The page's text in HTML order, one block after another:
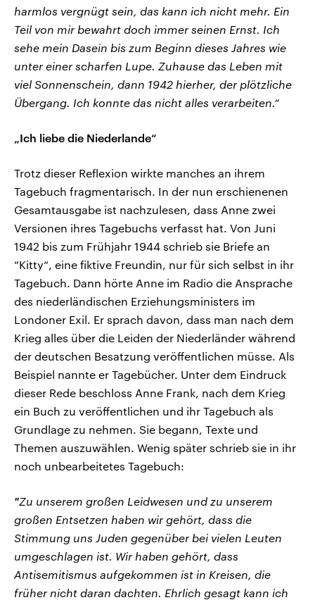
harmlos vergnügt sein, das kann ich nicht mehr. Ein
Teil von mir bewahrt doch immer seinen Ernst. Ich
sehe mein Dasein bis zum Beginn dieses Jahres wie
unter einer scharfen Lupe. Zuhause das Leben mit
viel Sonnenschein, dann 1942 hierher, der plötzliche
Übergang. Ich konnte das nicht alles verarbeiten.“
„Ich liebe die Niederlande“
Trotz dieser Reflexion wirkte manches an ihrem
Tagebuch fragmentarisch. In der nun erschienenen
Gesamtausgabe ist nachzulesen, dass Anne zwei
Versionen ihres Tagebuchs verfasst hat. Von Juni
1942 bis zum Frühjahr 1944 schrieb sie Briefe an
“Kitty“, eine fiktive Freundin, nur für sich selbst in ihr
Tagebuch. Dann hörte Anne im Radio die Ansprache
des niederländischen Erziehungsministers im
Londoner Exil. Er sprach davon, dass man nach dem
Krieg alles über die Leiden der Niederländer während
der deutschen Besatzung veröffentlichen müsse. Als
Beispiel nannte er Tagebücher. Unter dem Eindruck
dieser Rede beschloss Anne Frank, nach dem Krieg
ein Buch zu veröffentlichen und ihr Tagebuch als
Grundlage zu nehmen. Sie begann, Texte und
Themen auszuwählen. Wenig später schrieb sie in ihr
noch unbearbeitetes Tagebuch:
"Zu unserem großen Leidwesen und zu unserem
großen Entsetzen haben wir gehört, dass die
Stimmung uns Juden gegenüber bei vielen Leuten
umgeschlagen ist. Wir haben gehört, dass
Antisemitismus aufgekommen ist in Kreisen, die
früher nicht daran dachten. Ehrlich gesagt kann ich